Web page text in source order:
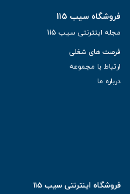
فروشگاه سیب 115
مجله اینترنتی سیب 115
فرصت های شغلی
ارتباط با مجموعه
درباره ما
فروشگاه اینترنتی سیب 115